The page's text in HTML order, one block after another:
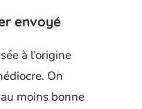
envoyé
à l’origine
On
moins bonne